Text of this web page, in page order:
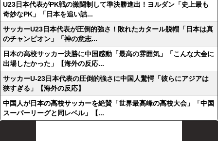
U23日本代表がPK戦の激闘制して準決勝進出！ヨルダン「史上最も
奇妙なPK」「日本を追い詰...
サッカーU23日本代表が圧倒的強さ！敗れたカタール脱帽「日本は真
のチャンピオン」「神の意志...
日本の高校サッカー決勝に中国感動「最高の雰囲気」「こんな大会に
出場したかった」【海外の反応...
サッカーU-23日本代表の圧倒的強さに中国人驚愕「彼らにアジアは
狭すぎる」【海外の反応】
中国人が日本の高校サッカーを絶賛「世界最高峰の高校大会」「中国
スーパーリーグと同レベル」【...